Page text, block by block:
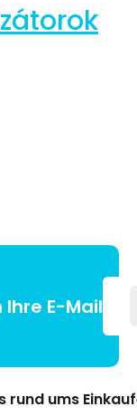
E-Mail
rund ums